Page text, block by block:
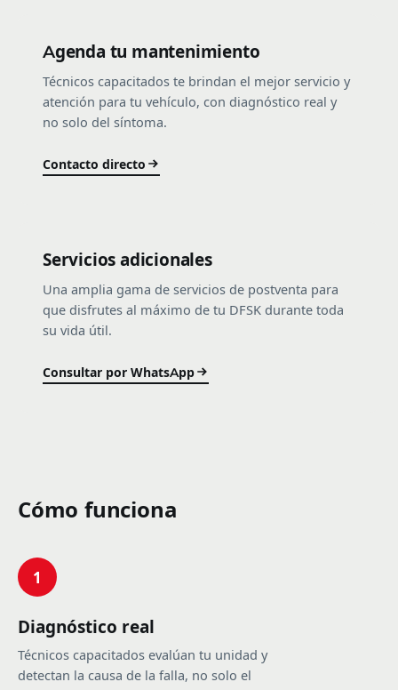
Agenda tu mantenimiento
Técnicos capacitados te brindan el mejor servicio y
atención para tu vehículo, con diagnóstico real y
no solo del síntoma.
Contacto directo
Servicios adicionales
Una amplia gama de servicios de postventa para
que disfrutes al máximo de tu DFSK durante toda
su vida útil.
Consultar por WhatsApp
Cómo funciona
1
Diagnóstico real
Técnicos capacitados evalúan tu unidad y
detectan la causa de la falla, no solo el